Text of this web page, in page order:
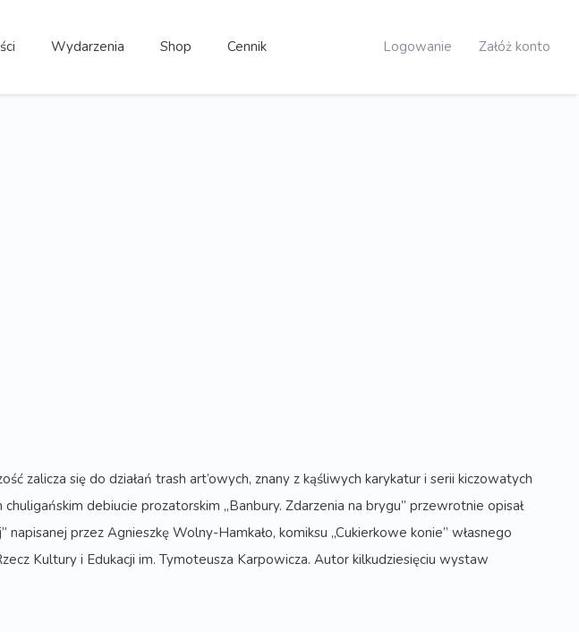
Wydarzenia Shop Cennik Logowanie Załóż konto
się do działań trash art’owych, znany z kąśliwych karykatur i serii kiczowatych
debiucie prozatorskim „Banbury. Zdarzenia na brygu” przewrotnie opisał
przez Agnieszkę Wolny-Hamkało, komiksu „Cukierkowe konie” własnego
Kultury i Edukacji im. Tymoteusza Karpowicza. Autor kilkudziesięciu wystaw